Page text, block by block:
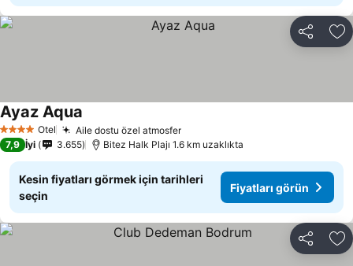
Paylaş
4 Yıldız Otel Aile dostu özel atmosfer
Ayaz Aqua
7,9 İyi 3.655 Bitez Halk Plajı 1.6 km uzaklıkta
Kesin fiyatları görmek için tarihleri
seçin
Fiyatları görün
Paylaş